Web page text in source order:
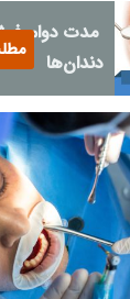
مدت دوام
دندان‌ها